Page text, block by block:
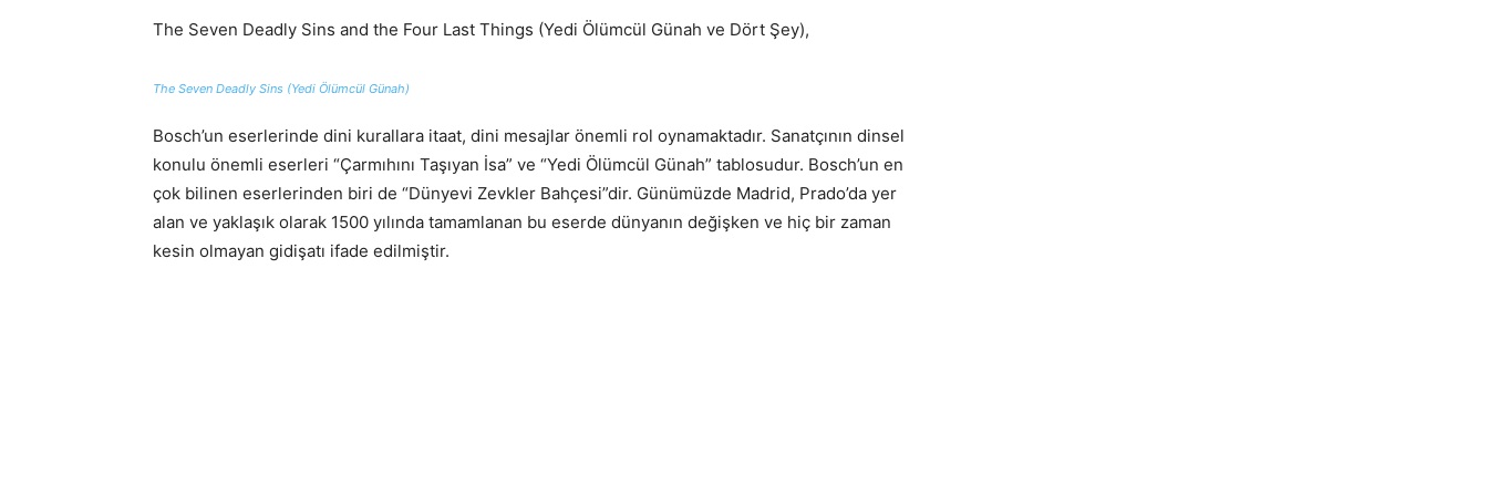
The Seven Deadly Sins and the Four Last Things (Yedi Ölümcül Günah ve Dört Şey),
The Seven Deadly Sins (Yedi Ölümcül Günah)
Bosch’un eserlerinde dini kurallara itaat, dini mesajlar önemli rol oynamaktadır. Sanatçının dinsel
konulu önemli eserleri “Çarmıhını Taşıyan İsa” ve “Yedi Ölümcül Günah” tablosudur. Bosch’un en
çok bilinen eserlerinden biri de “Dünyevi Zevkler Bahçesi”dir. Günümüzde Madrid, Prado’da yer
alan ve yaklaşık olarak 1500 yılında tamamlanan bu eserde dünyanın değişken ve hiç bir zaman
kesin olmayan gidişatı ifade edilmiştir.